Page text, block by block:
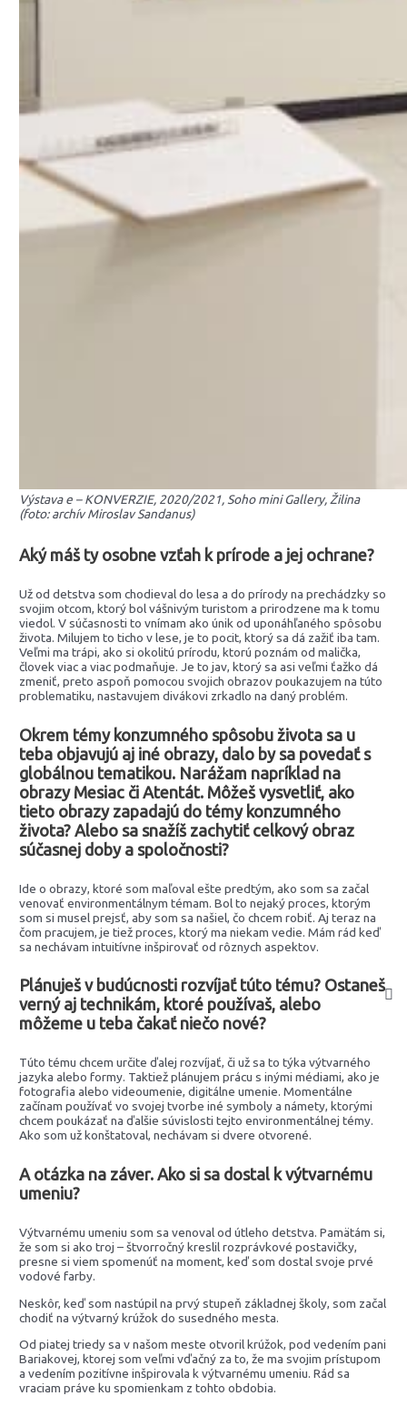
Výstava e – KONVERZIE, 2020/2021, Soho mini Gallery, Žilina
(foto: archív Miroslav Sandanus)
Aký máš ty osobne vzťah k prírode a jej ochrane?
Už od detstva som chodieval do lesa a do prírody na prechádzky so
svojim otcom, ktorý bol vášnivým turistom a prirodzene ma k tomu
viedol. V súčasnosti to vnímam ako únik od uponáhľaného spôsobu
života. Milujem to ticho v lese, je to pocit, ktorý sa dá zažiť iba tam.
Veľmi ma trápi, ako si okolitú prírodu, ktorú poznám od malička,
človek viac a viac podmaňuje. Je to jav, ktorý sa asi veľmi ťažko dá
zmeniť, preto aspoň pomocou svojich obrazov poukazujem na túto
problematiku, nastavujem divákovi zrkadlo na daný problém.
Okrem témy konzumného spôsobu života sa u
teba objavujú aj iné obrazy, dalo by sa povedať s
globálnou tematikou. Narážam napríklad na
obrazy Mesiac či Atentát. Môžeš vysvetliť, ako
tieto obrazy zapadajú do témy konzumného
života? Alebo sa snažíš zachytiť celkový obraz
súčasnej doby a spoločnosti?
Ide o obrazy, ktoré som maľoval ešte predtým, ako som sa začal
venovať environmentálnym témam. Bol to nejaký proces, ktorým
som si musel prejsť, aby som sa našiel, čo chcem robiť. Aj teraz na
čom pracujem, je tiež proces, ktorý ma niekam vedie. Mám rád keď
sa nechávam intuitívne inšpirovať od rôznych aspektov.
Plánuješ v budúcnosti rozvíjať túto tému? Ostaneš
verný aj technikám, ktoré používaš, alebo
môžeme u teba čakať niečo nové?
Túto tému chcem určite ďalej rozvíjať, či už sa to týka výtvarného
jazyka alebo formy. Taktiež plánujem prácu s inými médiami, ako je
fotografia alebo videoumenie, digitálne umenie. Momentálne
začínam používať vo svojej tvorbe iné symboly a námety, ktorými
chcem poukázať na ďalšie súvislosti tejto environmentálnej témy.
Ako som už konštatoval, nechávam si dvere otvorené.
A otázka na záver. Ako si sa dostal k výtvarnému
umeniu?
Výtvarnému umeniu som sa venoval od útleho detstva. Pamätám si,
že som si ako troj – štvorročný kreslil rozprávkové postavičky,
presne si viem spomenúť na moment, keď som dostal svoje prvé
vodové farby.
Neskôr, keď som nastúpil na prvý stupeň základnej školy, som začal
chodiť na výtvarný krúžok do susedného mesta.
Od piatej triedy sa v našom meste otvoril krúžok, pod vedením pani
Bariakovej, ktorej som veľmi vďačný za to, že ma svojim prístupom
a vedením pozitívne inšpirovala k výtvarnému umeniu. Rád sa
vraciam práve ku spomienkam z tohto obdobia.